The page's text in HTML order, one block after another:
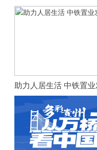
助力人居生活 中铁置